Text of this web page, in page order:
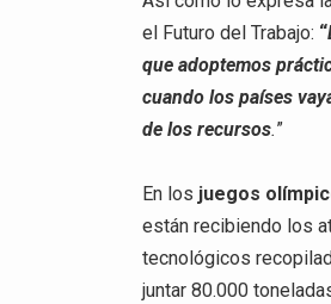
el Futuro del Trabajo: “
que adoptemos
cuando los países
de los recursos.”
En los juegos
están recibiendo los
tecnológicos
juntar 80.000